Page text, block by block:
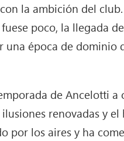
la ambición del
poco, la llegada
una época de
de Ancelotti
renovadas y
por los aires y ha